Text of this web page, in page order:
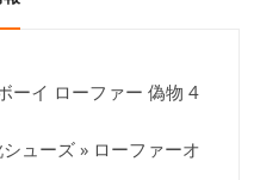
ーイ ローファー 偽物 4
ューズ » ローファーオ